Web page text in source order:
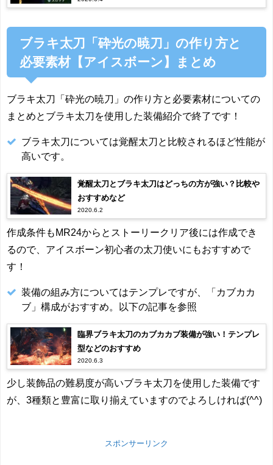
ブラキ太刀「砕光の暁刀」の作り方と
必要素材【アイスボーン】まとめ
ブラキ太刀「砕光の暁刀」の作り方と必要素材についての
まとめとブラキ太刀を使用した装備紹介で終了です！
ブラキ太刀については覚醒太刀と比較されるほど性能が
高いです。
覚醒太刀とブラキ太刀はどっちの方が強い？比較や
おすすめなど
2020.6.2
作成条件もMR24からとストーリークリア後には作成でき
るので、アイスボーン初心者の太刀使いにもおすすめで
す！
装備の組み方についてはテンプレですが、「カブカカ
ブ」構成がおすすめ。以下の記事を参照
臨界ブラキ太刀のカブカカブ装備が強い！テンプレ
型などのおすすめ
2020.6.3
少し装飾品の難易度が高いブラキ太刀を使用した装備です
が、3種類と豊富に取り揃えていますのでよろしければ(^^)
スポンサーリンク